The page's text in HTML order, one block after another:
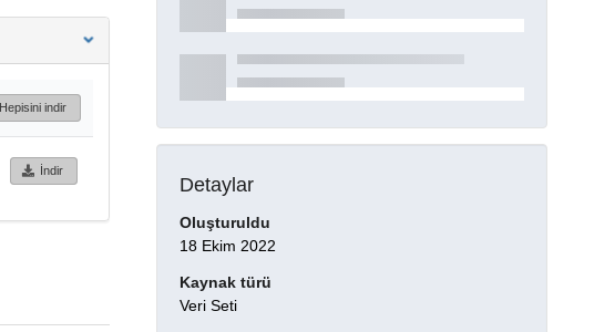
Hepisini indir
İndir
Detaylar
Oluşturuldu
18 Ekim 2022
Kaynak türü
Veri Seti